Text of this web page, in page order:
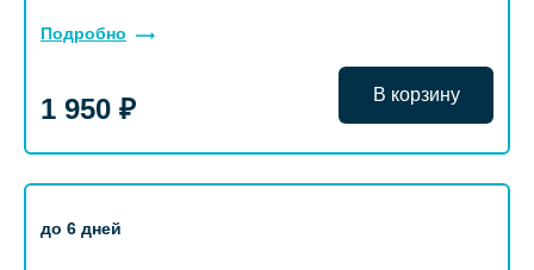
Подробно
1 950 ₽ В корзину
до 6 дней